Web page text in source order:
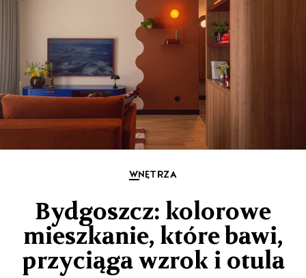
WNĘTRZA
Bydgoszcz: kolorowe
mieszkanie, które bawi,
przyciąga wzrok i otula